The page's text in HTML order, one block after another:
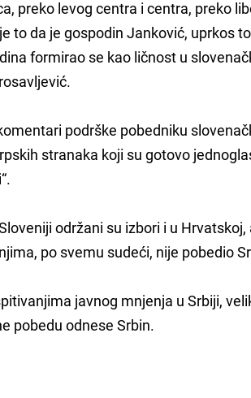
preko levog centra i centra, preko
to da je gospodin Janković, uprkos
formirao se kao ličnost u
podrške pobedniku
stranaka koji su gotovo
održani su izbori i u
po svemu sudeći, nije pobedio
javnog mnjenja u Srbiji,
pobedu odnese Srbin.